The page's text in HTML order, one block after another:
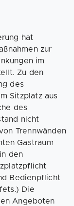
hat
zur
im
Zu den
des
Sitzplatz aus
des
nicht
Trennwänden
Gastraum
den
Bedienpflicht
Die
Angeboten